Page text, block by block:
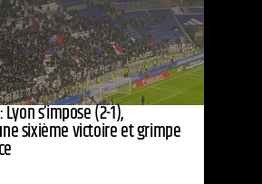
s’impose (2-1),
sixième victoire et grimpe